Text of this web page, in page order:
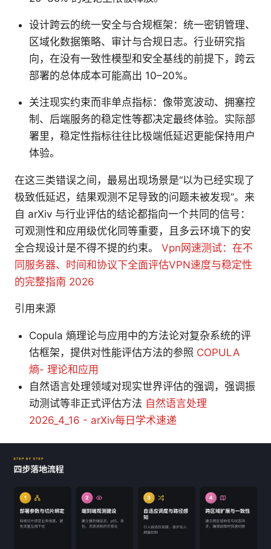
设计跨云的统一安全与合规框架：统一密钥管理、
区域化数据策略、审计与合规日志。行业研究指
向，在没有一致性模型和安全基线的前提下，跨云
部署的总体成本可能高出 10–20%。
关注现实约束而非单点指标：像带宽波动、拥塞控
制、后端服务的稳定性等都决定最终体验。实际部
署里，稳定性指标往往比极端低延迟更能保持用户
体验。
在这三类错误之间，最易出现场景是“以为已经实现了
极致低延迟，结果观测不足导致的问题未被发现”。来
自 arXiv 与行业评估的结论都指向一个共同的信号：
可观测性和应用级优化同等重要，且多云环境下的安
全合规设计是不得不提的约束。 Vpn网速测试：在不
同服务器、时间和协议下全面评估VPN速度与稳定性
的完整指南 2026
引用来源
Copula 熵理论与应用中的方法论对复杂系统的评
估框架，提供对性能评估方法的参照 COPULA
熵- 理论和应用
自然语言处理领域对现实世界评估的强调，强调振
动测试等非正式评估方法 自然语言处理
2026_4_16 - arXiv每日学术速递